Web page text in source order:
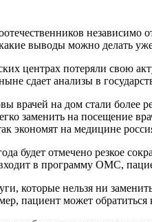
независимо
выводы можно делать
центрах потеряли свою
сдает анализы в
врачей на дом стали более
заменить на посещение
экономят на медицине
будет отмечено резкое
в программу ОМС,
которые нельзя ни
пациент может